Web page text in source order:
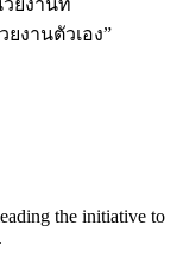
งานตัวเอง”
the initiative to